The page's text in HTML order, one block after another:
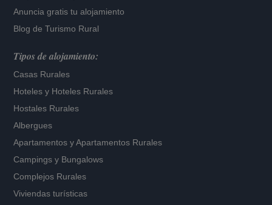
Anuncia gratis tu alojamiento
Blog de Turismo Rural
Tipos de alojamiento:
Casas Rurales
Hoteles y Hoteles Rurales
Hostales Rurales
Albergues
Apartamentos yApartamentos Rurales
Campings y Bungalows
Complejos Rurales
Viviendas turísticas